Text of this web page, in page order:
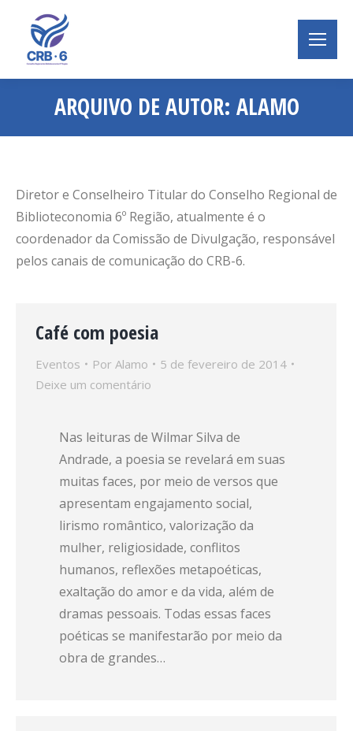
ARQUIVO DE AUTOR: ALAMO
Você está aqui:
Diretor e Conselheiro Titular do Conselho Regional de
Biblioteconomia 6º Região, atualmente é o
coordenador da Comissão de Divulgação, responsável
pelos canais de comunicação do CRB-6.
Café com poesia
Eventos Por Alamo
5 de fevereiro de 2014
Deixe um comentário
Nas leituras de Wilmar Silva de
Andrade, a poesia se revelará em suas
muitas faces, por meio de versos que
apresentam engajamento social,
lirismo romântico, valorização da
mulher, religiosidade, conflitos
humanos, reflexões metapoéticas,
exaltação do amor e da vida, além de
dramas pessoais. Todas essas faces
poéticas se manifestarão por meio da
obra de grandes…